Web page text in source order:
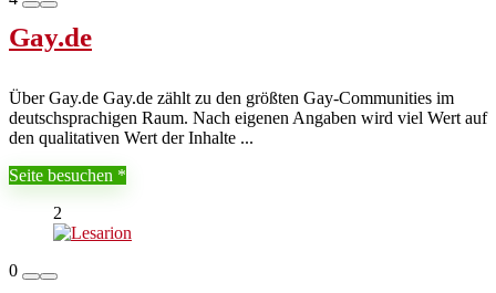
Gay.de
Über Gay.de Gay.de zählt zu den größten Gay-Communities im
deutschsprachigen Raum. Nach eigenen Angaben wird viel Wert auf
den qualitativen Wert der Inhalte ...
Seite besuchen
2
0